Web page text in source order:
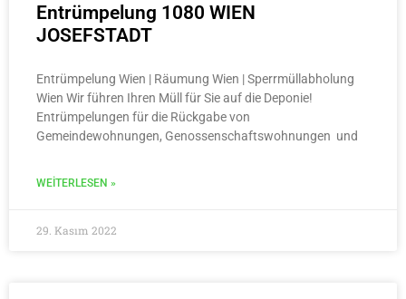
Entrümpelung 1080 WIEN
JOSEFSTADT
Entrümpelung Wien | Räumung Wien | Sperrmüllabholung
Wien Wir führen Ihren Müll für Sie auf die Deponie!
Entrümpelungen für die Rückgabe von
Gemeindewohnungen, Genossenschaftswohnungen und
WEITERLESEN »
29. Kasım 2022